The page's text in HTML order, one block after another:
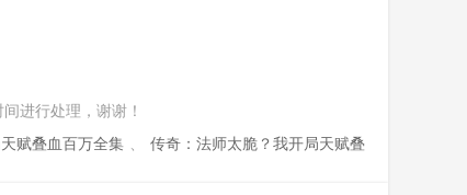
进行处理，谢谢！
赋叠血百万全集 、
传奇：法师太脆？我开局天赋叠